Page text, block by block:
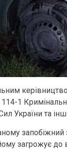
114-1
України та
запобіжний
загрожує до